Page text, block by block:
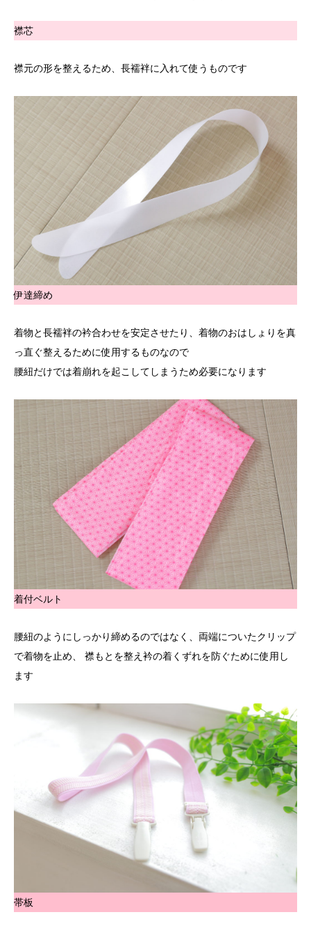
襟芯
襟元の形を整えるため、長襦袢に入れて使うものです
伊達締め
着物と長襦袢の衿合わせを安定させたり、着物のおはしょりを真
っ直ぐ整えるために使用するものなので
腰紐だけでは着崩れを起こしてしまうため必要になります
着付ベルト
腰紐のようにしっかり締めるのではなく、両端についたクリップ
で着物を止め、 襟もとを整え衿の着くずれを防ぐために使用し
ます
帯板